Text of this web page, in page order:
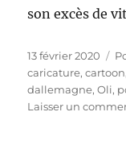
son excès de
Publié
le
13 février 2020
caricature,cartoon
dallemagne,Oli,
Laisser un